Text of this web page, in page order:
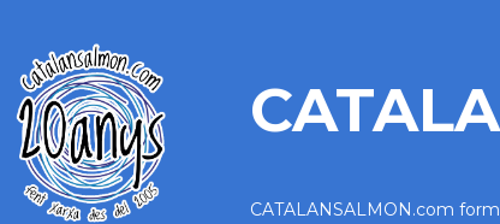
CATALANSALMON.com